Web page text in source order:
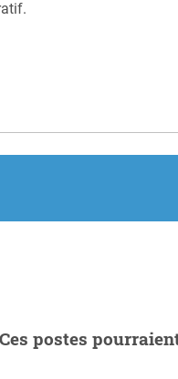
Ces postes